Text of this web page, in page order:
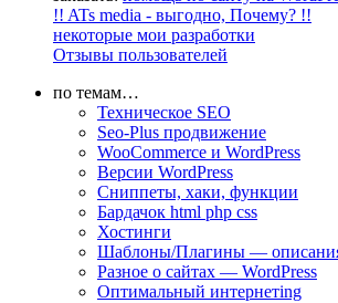
!! ATs media - выгодно, Почему? !!
некоторые мои разработки
Отзывы пользователей
по темам…
Техническое SEO
Seo-Plus продвижение
WooCommerce и WordPress
Версии WordPress
Сниппеты, хаки, функции
Бардачок html php css
Хостинги
Шаблоны/Плагины —
Разное о сайтах — WordPress
Оптимальный интернетing